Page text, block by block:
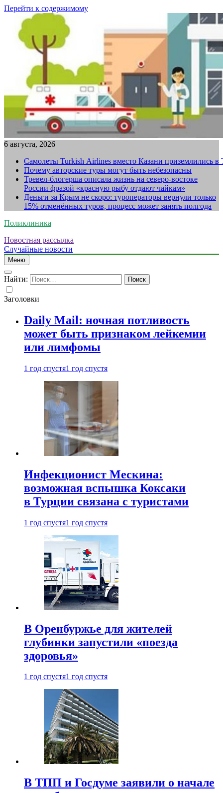
Перейти к содержимому
6 августа, 2026
Самолеты Turkish Airlines вместо Казани приземлились в
Почему авторские туры могут быть небезопасны
Тревел-блогерша описала жизнь на северо-востоке
России фразой «красную рыбу отдают чайкам»
Деньги за Крым не скоро: туроператоры вернули только
15% отменённых туров, процесс может занять полгода
Поликлиника
Новостная рассылка
Случайные новости
Меню
Найти:
Заголовки
Daily Mail: ночная потливость
может быть признаком лейкемии
или лимфомы
1 год спустя1 год спустя
Инфекционист Мескина:
возможная вспышка Коксаки
в Турции связана с туристами
1 год спустя1 год спустя
В Оренбуржье для жителей
глубинки запустили «поезда
здоровья»
1 год спустя1 год спустя
В ТПП и Госдуме заявили о начале